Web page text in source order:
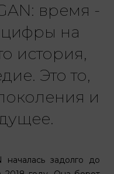
время -
цифры на
история,
Это то,
и
началась задолго до